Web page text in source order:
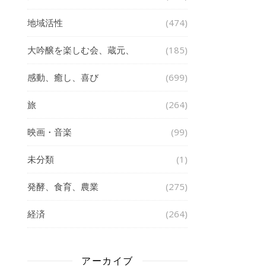
地域活性 (474)
大吟醸を楽しむ会、蔵元、 (185)
感動、癒し、喜び (699)
旅 (264)
映画・音楽 (99)
未分類 (1)
発酵、食育、農業 (275)
経済 (264)
アーカイブ